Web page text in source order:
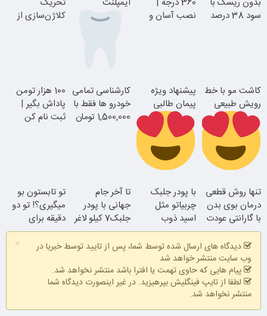
سود 38 درصد
نصب آسان و
ضامن؛ همین
امروز اقدام کن
کلاژن‌سازی از
جوان شو
کاشت مو با خط
رویش طبیعی
بهره
پیشنهاد ویژه
پیمان طالبی
با تخفیف ویژه
کارشناسی تمامی
خودرو ها فقط با
1,500,000 تومان
100 هزار تومن
پاداش بگیر |
ثبت نام کن
تنها روش قطعی
درمان بوی بدن
با گارانتی عودت
وجه
همین الان ببین
با پودر جلبک
چربیاتو مثل
اسید ذوب
کن(تخفیف تا
امشب)
تا آخر جام
جهانی با پودر
جلبک7 کیلو لاغر
شو
تو تابستون بو
میگیری؟! تو دو
دقیقه برای
همیشه درمانش
کن
×
دیدگاه های ارسال شده توسط شما، پس از تایید توسط خبریا در
وب سایت منتشر خواهد شد
پیام هایی که حاوی تهمت یا افترا باشد منتشر نخواهد شد.
لطفا از تایپ فینگلیش بپرهیزید. در غیر اینصورت دیدگاه شما
منتشر نخواهد شد.